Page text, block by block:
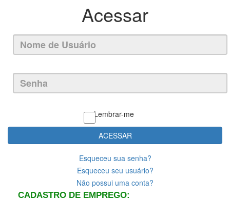
Acessar
Lembrar-me
ACESSAR
Esqueceu sua senha?
Esqueceu seu usuário?
Não possui uma conta?
CADASTRO DE EMPREGO: